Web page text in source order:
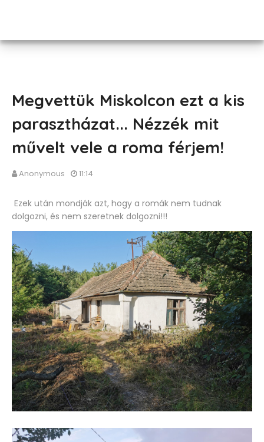
Megvettük Miskolcon ezt a kis
parasztházat... Nézzék mit
művelt vele a roma férjem!
Anonymous 11:14
Ezek után mondják azt, hogy a romák nem tudnak
dolgozni, és nem szeretnek dolgozni!!!